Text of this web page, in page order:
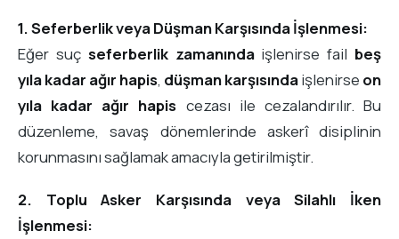
1. Seferberlik veya Düşman Karşısında İşlenmesi:
Eğer suç seferberlik zamanındaişlenirse fail beş
yıla kadar ağır hapis, düşman karşısındaişlenirse on
yıla kadar ağır hapis cezası ile cezalandırılır. Bu
düzenleme, savaş dönemlerinde askerî disiplinin
korunmasını sağlamak amacıyla getirilmiştir.
2. Toplu Asker Karşısında veya Silahlı İken
İşlenmesi: